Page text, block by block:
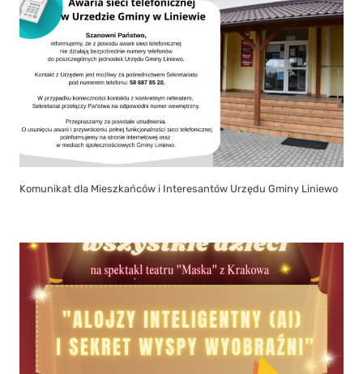
Komunikat dla Mieszkańców i Interesantów Urzędu Gminy Liniewo